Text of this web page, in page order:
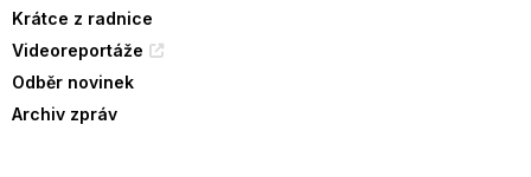
Krátce z radnice
Videoreportáže
Odběr novinek
Archiv zpráv